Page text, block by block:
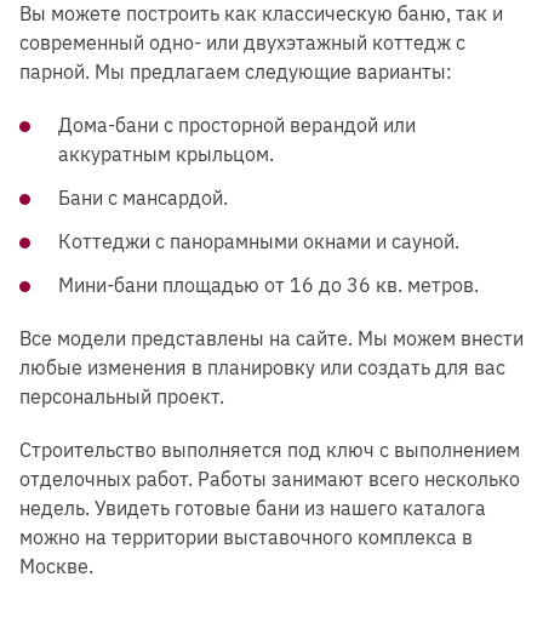
Вы можете построить как классическую баню, так и
современный одно- или двухэтажный коттедж с
парной. Мы предлагаем следующие варианты:
Дома-бани с просторной верандой или
аккуратным крыльцом.
Бани с мансардой.
Коттеджи с панорамными окнами и сауной.
Мини-бани площадью от 16 до 36 кв. метров.
Все модели представлены на сайте. Мы можем внести
любые изменения в планировку или создать для вас
персональный проект.
Строительство выполняется под ключ с выполнением
отделочных работ. Работы занимают всего несколько
недель. Увидеть готовые бани из нашего каталога
можно на территории выставочного комплекса в
Москве.